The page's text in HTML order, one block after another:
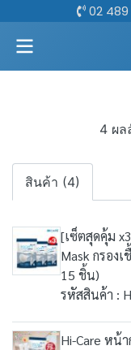
02
4 ผ
สินค้า (4)
[เซ็ตสุดคุ้ม
Mask กรอง
15 ชิ้น)
รหัสสินค้า :
Hi-Care หน้